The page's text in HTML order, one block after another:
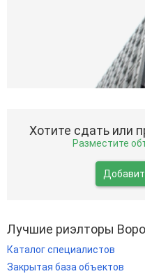
Хотите сдать или
Разместите
Лучшие риэлторы
Каталог специалистов
Закрытая база объектов